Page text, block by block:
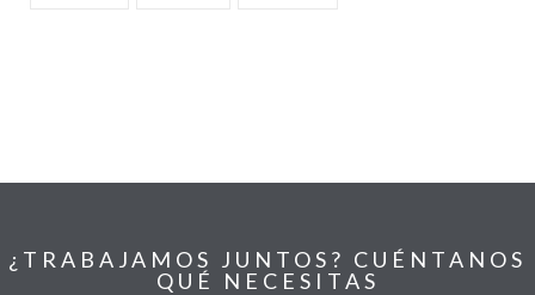
¿TRABAJAMOS JUNTOS? CUÉNTANOS
QUÉ NECESITAS